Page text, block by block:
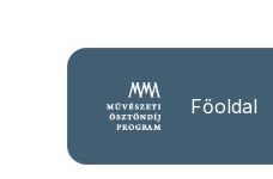
Főoldal